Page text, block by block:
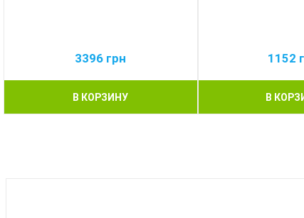
3396 грн
В КОРЗИНУ
1152
В